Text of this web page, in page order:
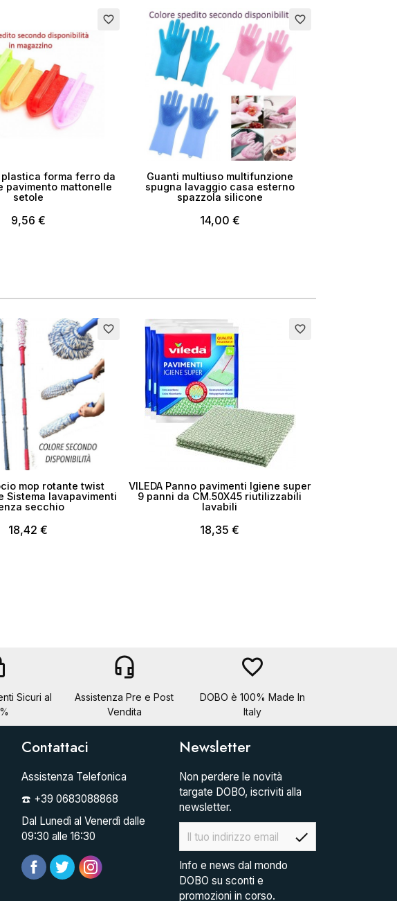
favorite_border
forma ferro da
pavimento mattonelle
setole
9,56 €
favorite_border
Guanti multiuso multifunzione
spugna lavaggio casa esterno
spazzola silicone
14,00 €
favorite_border
mop rotante twist
Sistema lavapavimenti
secchio
18,42 €
favorite_border
VILEDA Panno pavimenti Igiene super
9 panni da CM.50X45 riutilizzabili
lavabili
18,35 €
Sicuri al
headset_mic
Assistenza Pre e Post
Vendita
favorite_border
DOBO è 100% Made In
Italy
Contattaci
Assistenza Telefonica
☎️ +39 0683088868
Dal Lunedì al Venerdì dalle
09:30 alle 16:30
Newsletter
Non perdere le novità
targate DOBO, iscriviti alla
newsletter.
check
Info e news dal mondo
DOBO su sconti e
promozioni in corso.
lista dei desideri